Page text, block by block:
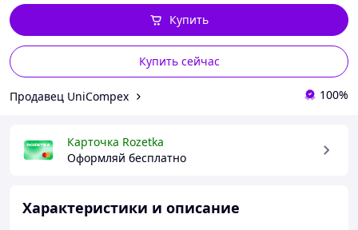
Купить сейчас
Купить
Продавец UniCompex 100%
Карточка Rozetka
Оформляй бесплатно
Характеристики и описание